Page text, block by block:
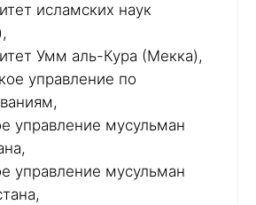
исламских наук
Умм аль-Кура (Мекка),
управление по
управление мусульман
управление мусульман